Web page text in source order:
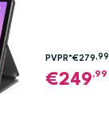
PVPR*€279,99
249,99